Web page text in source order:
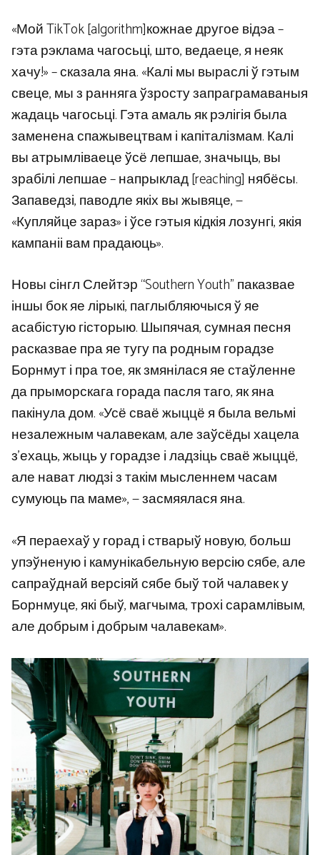
«Мой TikTok [algorithm]кожнае другое відэа –
гэта рэклама чагосьці, што, ведаеце, я неяк
хачу!» – сказала яна. «Калі мы выраслі ў гэтым
свеце, мы з ранняга ўзросту запраграмаваныя
жадаць чагосьці. Гэта амаль як рэлігія была
заменена спажывецтвам і капіталізмам. Калі
вы атрымліваеце ўсё лепшае, значыць, вы
зрабілі лепшае – напрыклад [reaching] нябёсы.
Запаведзі, паводле якіх вы жывяце, —
«Купляйце зараз» і ўсе гэтыя кідкія лозунгі, якія
кампаніі вам прадаюць».
Новы сінгл Слейтэр “Southern Youth” паказвае
іншы бок яе лірыкі, паглыбляючыся ў яе
асабістую гісторыю. Шыпячая, сумная песня
расказвае пра яе тугу па родным горадзе
Борнмут і пра тое, як змянілася яе стаўленне
да прыморскага горада пасля таго, як яна
пакінула дом. «Усё сваё жыццё я была вельмі
незалежным чалавекам, але заўсёды хацела
з’ехаць, жыць у горадзе і ладзіць сваё жыццё,
але нават людзі з такім мысленнем часам
сумуюць па маме», — засмяялася яна.
«Я пераехаў у горад і стварыў новую, больш
упэўненую і камунікабельную версію сябе, але
сапраўднай версіяй сябе быў той чалавек у
Борнмуце, які быў, магчыма, трохі сарамлівым,
але добрым і добрым чалавекам».